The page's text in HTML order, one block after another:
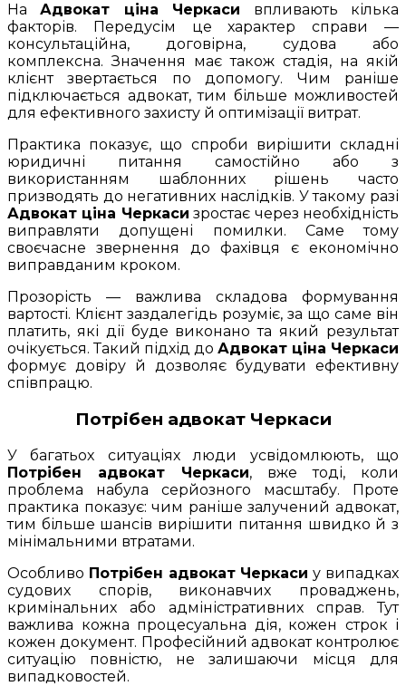
НаАдвокат ціна Черкаси впливають кілька
факторів. Передусім це характер справи —
консультаційна, договірна, судова або
комплексна. Значення має також стадія, на якій
клієнт звертається по допомогу. Чим раніше
підключається адвокат, тим більше можливостей
для ефективного захисту й оптимізації витрат.
Практика показує, що спроби вирішити складні
юридичні питання самостійно або з
використанням шаблонних рішень часто
призводять до негативних наслідків. У такому разі
Адвокат ціна Черкаси зростає через необхідність
виправляти допущені помилки. Саме тому
своєчасне звернення до фахівця є економічно
виправданим кроком.
Прозорість — важлива складова формування
вартості. Клієнт заздалегідь розуміє, за що саме він
платить, які дії буде виконано та який результат
очікується. Такий підхід до Адвокат ціна Черкаси
формує довіру й дозволяє будувати ефективну
співпрацю.
Потрібен адвокат Черкаси
У багатьох ситуаціях люди усвідомлюють, що
Потрібен адвокат Черкаси, вже тоді, коли
проблема набула серйозного масштабу. Проте
практика показує: чим раніше залучений адвокат,
тим більше шансів вирішити питання швидко й з
мінімальними втратами.
Особливо Потрібен адвокат Черкаси у випадках
судових спорів, виконавчих проваджень,
кримінальних або адміністративних справ. Тут
важлива кожна процесуальна дія, кожен строк і
кожен документ. Професійний адвокат контролює
ситуацію повністю, не залишаючи місця для
випадковостей.